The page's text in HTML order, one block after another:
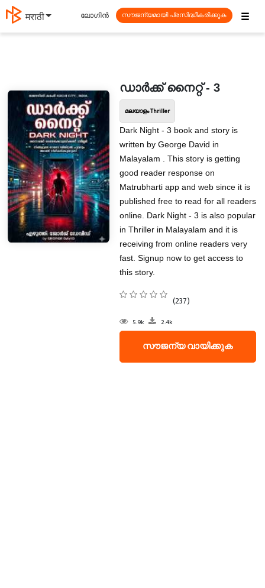
मराठी ☰
ലോഗിൻ സൗജന്യമായി പ്രസിദ്ധീകരിക്കുക
​ഡാർക്ക് നൈറ്റ് - 3
മലയാളം Thriller
Dark Night - 3 book and story is
written by George David in
Malayalam . This story is getting
good reader response on
Matrubharti app and web since it is
published free to read for all readers
online. Dark Night - 3 is also popular
in Thriller in Malayalam and it is
receiving from online readers very
fast. Signup now to get access to
this story.
(237)
5.9k 2.4k
സൗജന്യ വായിക്കുക